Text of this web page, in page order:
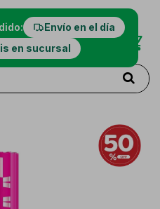
Envío en el día
en sucursal